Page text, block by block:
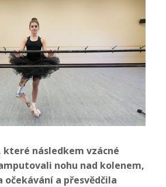
které následkem vzácné
nohu nad kolenem,
očekávání a přesvědčila